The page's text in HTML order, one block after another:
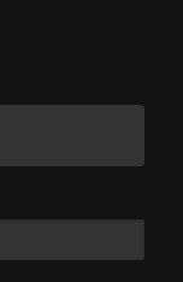
este filme
é um favor